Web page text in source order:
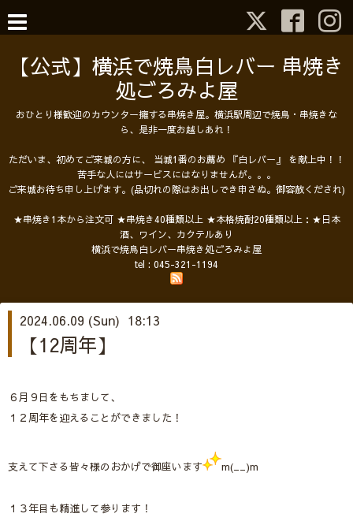
【公式】横浜で焼鳥白レバー 串焼き
処ごろみよ屋
おひとり様歓迎のカウンター擁する串焼き屋。横浜駅周辺で焼鳥・串焼きな
ら、是非一度お越しあれ！
ただいま、初めてご来城の方に、 当城1番のお薦め 『白レバー』 を献上中！！
苦手な人にはサービスにはなりませんが。。。
ご来城お待ち申し上げます。(品切れの際はお出しでき申さぬ。御容赦くだされ)
★串焼き1本から注文可 ★串焼き40種類以上 ★本格焼酎20種類以上：★日本
酒、ワイン、カクテルあり
横浜で焼鳥白レバー串焼き処ごろみよ屋
tel : 045-321-1194
2024.06.09 (Sun) 18:13
【12周年】
６月９日をもちまして、
１２周年を迎えることができました！
支えて下さる皆々様のおかげで御座います m(__)m
１３年目も精進して参ります！